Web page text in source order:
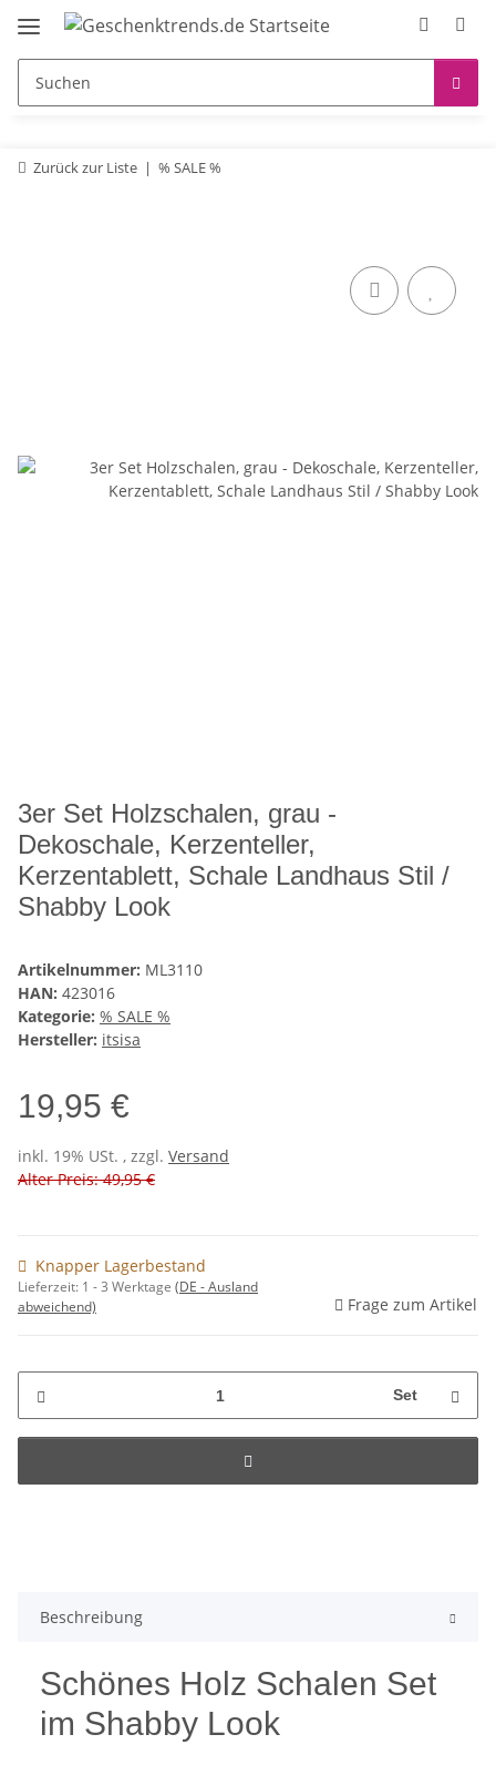
Zurück zur Liste % SALE %
3er Set Holzschalen, grau -
Dekoschale, Kerzenteller,
Kerzentablett, Schale Landhaus Stil /
Shabby Look
Artikelnummer: ML3110
HAN: 423016
Kategorie: % SALE %
Hersteller: itsisa
19,95 €
inkl. 19% USt. , zzgl. Versand
Alter Preis: 49,95 €
Knapper Lagerbestand
Lieferzeit: 1 - 3 Werktage (DE - Ausland
abweichend)
Frage zum Artikel
Set
Beschreibung
Schönes Holz Schalen Set
im Shabby Look